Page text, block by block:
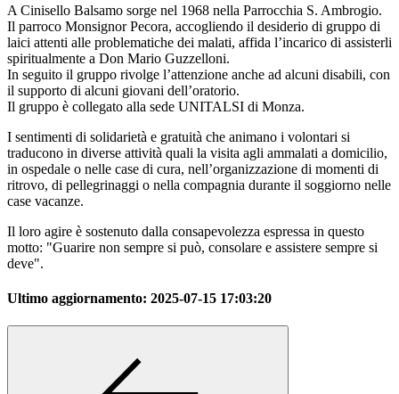
A Cinisello Balsamo sorge nel 1968 nella Parrocchia S. Ambrogio.
Il parroco Monsignor Pecora, accogliendo il desiderio di gruppo di
laici attenti alle problematiche dei malati, affida l’incarico di assisterli
spiritualmente a Don Mario Guzzelloni.
In seguito il gruppo rivolge l’attenzione anche ad alcuni disabili, con
il supporto di alcuni giovani dell’oratorio.
Il gruppo è collegato alla sede UNITALSI di Monza.
I sentimenti di solidarietà e gratuità che animano i volontari si
traducono in diverse attività quali la visita agli ammalati a domicilio,
in ospedale o nelle case di cura, nell’organizzazione di momenti di
ritrovo, di pellegrinaggi o nella compagnia durante il soggiorno nelle
case vacanze.
Il loro agire è sostenuto dalla consapevolezza espressa in questo
motto: "Guarire non sempre si può, consolare e assistere sempre si
deve".
Ultimo aggiornamento: 2025-07-15 17:03:20